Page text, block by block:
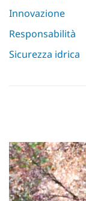
Innovazione
Responsabilità
Sicurezza idrica